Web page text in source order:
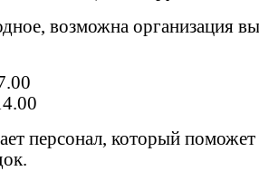
возможна организация
персонал, который